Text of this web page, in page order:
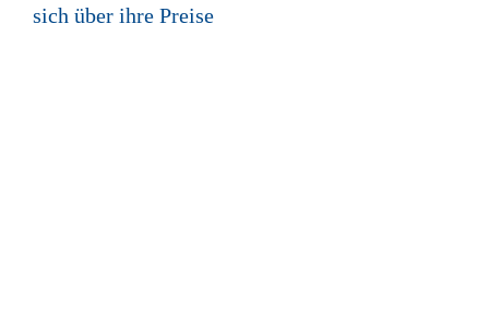
sich über ihre Preise